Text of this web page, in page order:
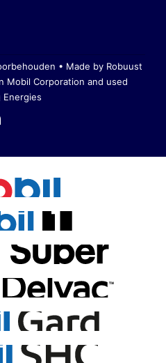
• Made by Robuust
Mobil Corporation and used
Energies